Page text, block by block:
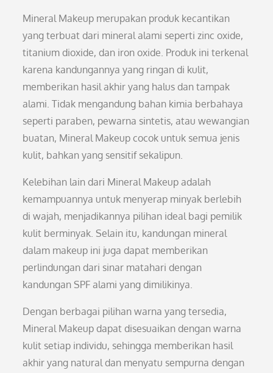
Mineral Makeup merupakan produk kecantikan
yang terbuat dari mineral alami seperti zinc oxide,
titanium dioxide, dan iron oxide. Produk ini terkenal
karena kandungannya yang ringan di kulit,
memberikan hasil akhir yang halus dan tampak
alami. Tidak mengandung bahan kimia berbahaya
seperti paraben, pewarna sintetis, atau wewangian
buatan, Mineral Makeup cocok untuk semua jenis
kulit, bahkan yang sensitif sekalipun.
Kelebihan lain dari Mineral Makeup adalah
kemampuannya untuk menyerap minyak berlebih
di wajah, menjadikannya pilihan ideal bagi pemilik
kulit berminyak. Selain itu, kandungan mineral
dalam makeup ini juga dapat memberikan
perlindungan dari sinar matahari dengan
kandungan SPF alami yang dimilikinya.
Dengan berbagai pilihan warna yang tersedia,
Mineral Makeup dapat disesuaikan dengan warna
kulit setiap individu, sehingga memberikan hasil
akhir yang natural dan menyatu sempurna dengan